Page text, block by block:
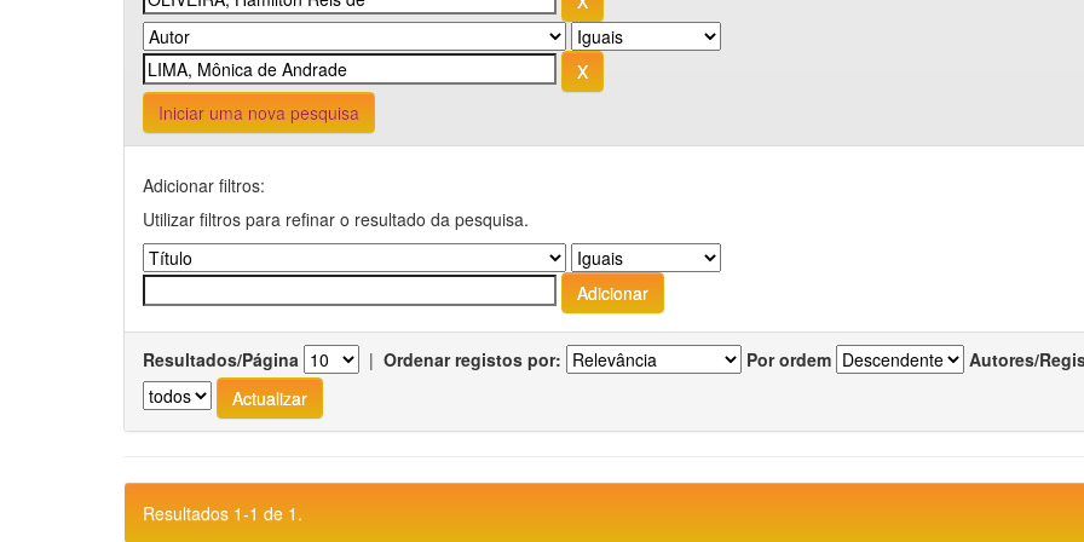
Iniciar uma nova pesquisa
Adicionar filtros:
Utilizar filtros para refinar o resultado da pesquisa.
Resultados/Página | Ordenar registos por: Por ordem Autores/
Resultados 1-1 de 1.